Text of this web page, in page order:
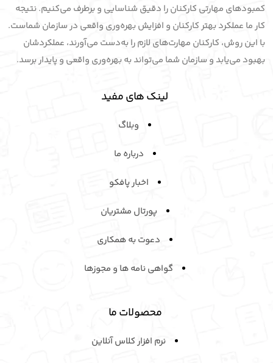
کمبودهای مهارتی کارکنان را دقیق شناسایی و برطرف می‌کنیم. نتیجه
کار ما عملکرد بهتر کارکنان و افزایش بهره‌وری واقعی در سازمان شماست.
با این روش، کارکنان مهارت‌های لازم را به‌دست می‌آورند، عملکردشان
بهبود می‌یابد و سازمان شما می‌تواند به بهره‌وری واقعی و پایدار برسد.
لینک های مفید
وبلاگ
درباره ما
اخبار پافکو
پورتال مشتریان
دعوت به همکاری
گواهی نامه ها و مجوزها
محصولات ما
نرم افزار کلاس آنلاین